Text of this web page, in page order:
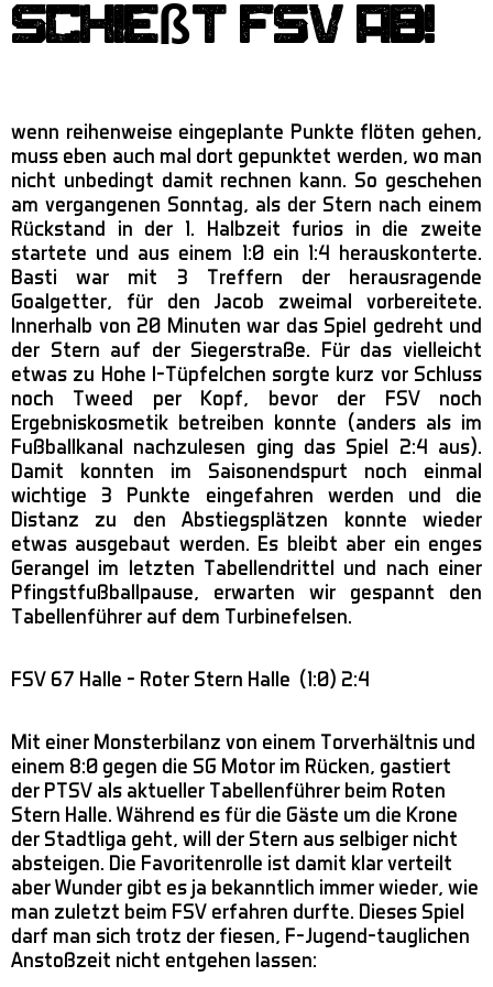
schießt FSV ab!
wenn reihenweise eingeplante Punkte flöten gehen,
muss eben auch mal dort gepunktet werden, wo man
nicht unbedingt damit rechnen kann. So geschehen
am vergangenen Sonntag, als der Stern nach einem
Rückstand in der 1. Halbzeit furios in die zweite
startete und aus einem 1:0 ein 1:4 herauskonterte.
Basti war mit 3 Treffern der herausragende
Goalgetter, für den Jacob zweimal vorbereitete.
Innerhalb von 20 Minuten war das Spiel gedreht und
der Stern auf der Siegerstraße. Für das vielleicht
etwas zu Hohe I-Tüpfelchen sorgte kurz vor Schluss
noch Tweed per Kopf, bevor der FSV noch
Ergebniskosmetik betreiben konnte (anders als im
Fußballkanal nachzulesen ging das Spiel 2:4 aus).
Damit konnten im Saisonendspurt noch einmal
wichtige 3 Punkte eingefahren werden und die
Distanz zu den Abstiegsplätzen konnte wieder
etwas ausgebaut werden. Es bleibt aber ein enges
Gerangel im letzten Tabellendrittel und nach einer
Pfingstfußballpause, erwarten wir gespannt den
Tabellenführer auf dem Turbinefelsen.
FSV 67 Halle – Roter Stern Halle (1:0) 2:4
Mit einer Monsterbilanz von einem Torverhältnis und
einem 8:0 gegen die SG Motor im Rücken, gastiert
der PTSV als aktueller Tabellenführer beim Roten
Stern Halle. Während es für die Gäste um die Krone
der Stadtliga geht, will der Stern aus selbiger nicht
absteigen. Die Favoritenrolle ist damit klar verteilt
aber Wunder gibt es ja bekanntlich immer wieder, wie
man zuletzt beim FSV erfahren durfte. Dieses Spiel
darf man sich trotz der fiesen, F-Jugend-tauglichen
Anstoßzeit nicht entgehen lassen: